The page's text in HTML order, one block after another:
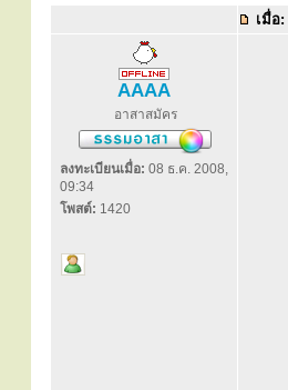
เมื่อ:
AAAA
อาสาสมัคร
ลงทะเบียนเมื่อ: 08 ธ.ค. 2008,
09:34
โพสต์: 1420